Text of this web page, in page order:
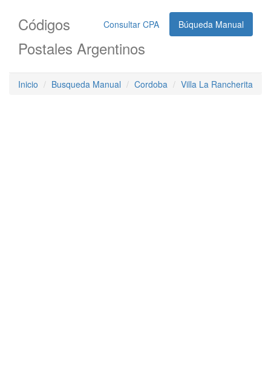
Consultar CPA Búqueda Manual
Códigos
Postales Argentinos
Inicio Busqueda Manual Cordoba Villa La Rancherita